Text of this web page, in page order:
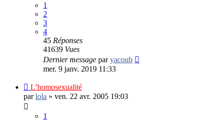
1
2
3
4
45 Réponses
41639 Vues
Dernier message paryacoub
mer. 9 janv. 2019 11:33
L’homosexualité
parlola » ven. 22 avr. 2005 19:03
1